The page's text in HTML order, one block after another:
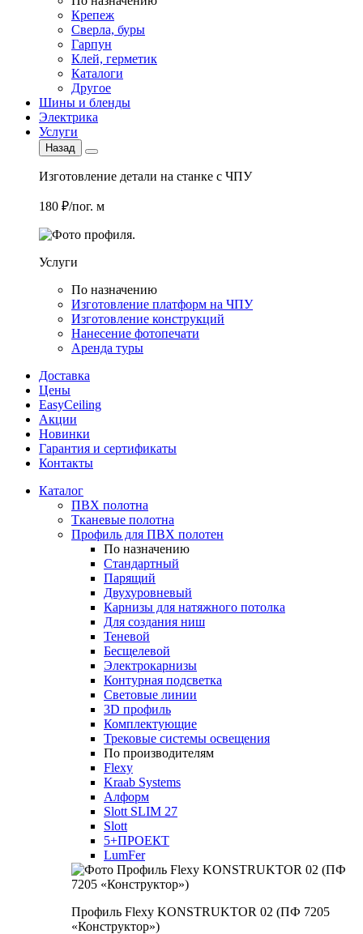
Крепеж
Сверла, буры
Гарпун
Клей, герметик
Каталоги
Другое
Шины и бленды
Электрика
Услуги
Назад
Изготовление детали на станке с ЧПУ
180 ₽/пог. м
Услуги
По назначению
Изготовление платформ на ЧПУ
Изготовление конструкций
Нанесение фотопечати
Аренда туры
Доставка
Цены
EasyCeiling
Акции
Новинки
Гарантия и сертификаты
Контакты
Каталог
ПВХ полотна
Тканевые полотна
Профиль для ПВХ полотен
По назначению
Стандартный
Парящий
Двухуровневый
Карнизы для натяжного потолка
Для создания ниш
Теневой
Бесщелевой
Электрокарнизы
Контурная подсветка
Световые линии
3D профиль
Комплектующие
Трековые системы освещения
По производителям
Flexy
Kraab Systems
Алформ
Slott SLIM 27
Slott
5+ПРОЕКТ
LumFer
Профиль Flexy KONSTRUKTOR 02 (ПФ 7205
«Конструктор»)